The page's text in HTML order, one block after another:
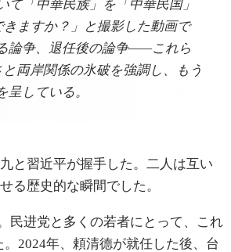
「中華民族」を「中華民国」
ますか？」と撮影した動画で
論争、退任後の論争——これら
両岸関係の氷破を強調し、もう
している。
と習近平が握手した。二人は互い
る歴史的な瞬間でした。
民进党と多くの若者にとって、これ
2024年、頼清德が就任した後、台